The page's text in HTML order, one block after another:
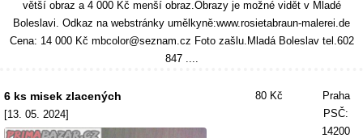
větší obraz a 4 000 Kč menší obraz.Obrazy je možné vidět v Mladé
Boleslavi. Odkaz na webstránky umělkyně:www.rosietabraun-malerei.de
Cena: 14 000 Kč mbcolor@seznam.cz Foto zašlu.Mladá Boleslav tel.602
847 ....
6 ks misek zlacených
[13. 05. 2024]
80 Kč
Praha
PSČ:
14200